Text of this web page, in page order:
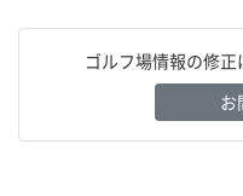
ゴルフ場情報の修
お